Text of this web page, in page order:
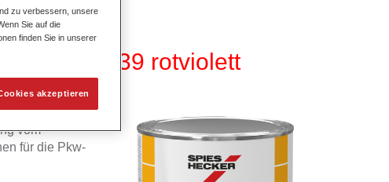
275 HG 739 rotviolett
vom
für die Pkw-
zu verbessern, unsere
Sie auf die
finden Sie in unserer
akzeptieren